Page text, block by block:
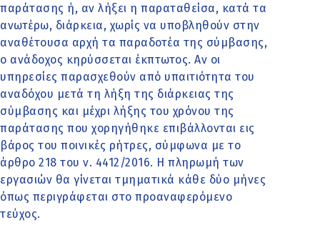
παράτασης ή, αν λήξει η παραταθείσα, κατά τα
ανωτέρω, διάρκεια, χωρίς να υποβληθούν στην
αναθέτουσα αρχή τα παραδοτέα της σύμβασης,
ο ανάδοχος κηρύσσεται έκπτωτος. Αν οι
υπηρεσίες παρασχεθούν από υπαιτιότητα του
αναδόχου μετά τη λήξη της διάρκειας της
σύμβασης και μέχρι λήξης του χρόνου της
παράτασης που χορηγήθηκε επιβάλλονται εις
βάρος του ποινικές ρήτρες, σύμφωνα με το
άρθρο 218 του ν. 4412/2016. Η πληρωμή των
εργασιών θα γίνεται τμηματικά κάθε δύο μήνες
όπως περιγράφεται στο προαναφερόμενο
τεύχος.